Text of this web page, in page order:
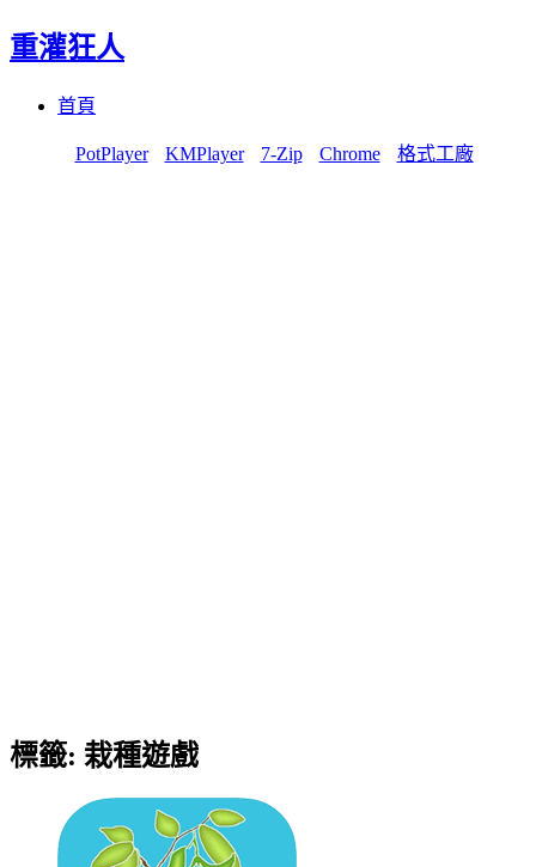
重灌狂人
首頁
PotPlayer KMPlayer 7-Zip Chrome 格式工廠
標籤: 栽種遊戲